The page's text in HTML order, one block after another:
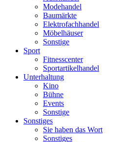
Modehandel
Baumärkte
Elektrofachhandel
Möbelhäuser
Sonstige
Sport
Fitnesscenter
Sportartikelhandel
Unterhaltung
Kino
Bühne
Events
Sonstige
Sonstiges
Sie haben das Wort
Sonstiges